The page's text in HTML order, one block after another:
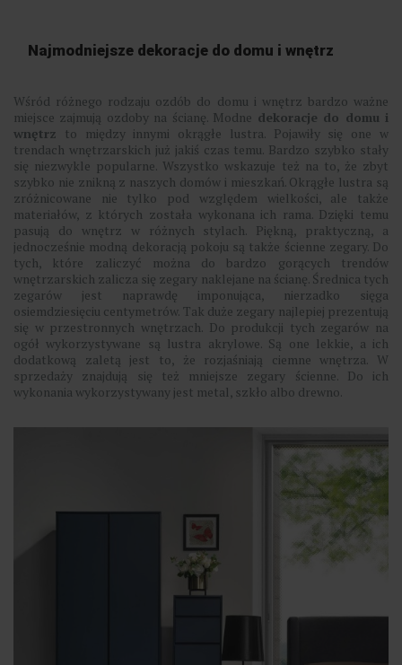
Najmodniejsze dekoracje do domu i wnętrz
Wśród różnego rodzaju ozdób do domu i wnętrz bardzo ważne
miejsce zajmują ozdoby na ścianę. Modne dekoracje do domu i
wnętrz to między innymi okrągłe lustra. Pojawiły się one w
trendach wnętrzarskich już jakiś czas temu. Bardzo szybko stały
się niezwykle popularne. Wszystko wskazuje też na to, że zbyt
szybko nie znikną z naszych domów i mieszkań. Okrągłe lustra są
zróżnicowane nie tylko pod względem wielkości, ale także
materiałów, z których została wykonana ich rama. Dzięki temu
pasują do wnętrz w różnych stylach. Piękną, praktyczną, a
jednocześnie modną dekoracją pokoju są także ścienne zegary. Do
tych, które zaliczyć można do bardzo gorących trendów
wnętrzarskich zalicza się zegary naklejane na ścianę. Średnica tych
zegarów jest naprawdę imponująca, nierzadko sięga
osiemdziesięciu centymetrów. Tak duże zegary najlepiej prezentują
się w przestronnych wnętrzach. Do produkcji tych zegarów na
ogół wykorzystywane są lustra akrylowe. Są one lekkie, a ich
dodatkową zaletą jest to, że rozjaśniają ciemne wnętrza. W
sprzedaży znajdują się też mniejsze zegary ścienne. Do ich
wykonania wykorzystywany jest metal, szkło albo drewno.